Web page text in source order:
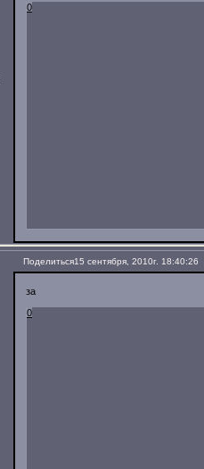
0
Поделиться15 сентября, 2010г. 18:40:26
за
0